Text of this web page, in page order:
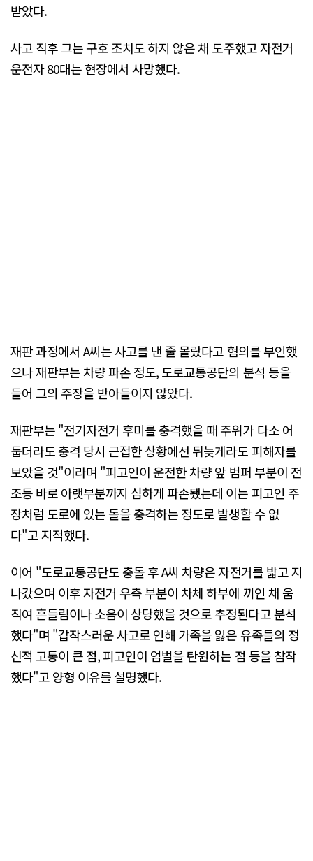
받았다.
사고 직후 그는 구호 조치도 하지 않은 채 도주했고 자전거
운전자 80대는 현장에서 사망했다.
재판 과정에서 A씨는 사고를 낸 줄 몰랐다고 혐의를 부인했
으나 재판부는 차량 파손 정도, 도로교통공단의 분석 등을
들어 그의 주장을 받아들이지 않았다.
재판부는 "전기자전거 후미를 충격했을 때 주위가 다소 어
둡더라도 충격 당시 근접한 상황에선 뒤늦게라도 피해자를
보았을 것"이라며 "피고인이 운전한 차량 앞 범퍼 부분이 전
조등 바로 아랫부분까지 심하게 파손됐는데 이는 피고인 주
장처럼 도로에 있는 돌을 충격하는 정도로 발생할 수 없
다"고 지적했다.
이어 "도로교통공단도 충돌 후 A씨 차량은 자전거를 밟고 지
나갔으며 이후 자전거 우측 부분이 차체 하부에 끼인 채 움
직여 흔들림이나 소음이 상당했을 것으로 추정된다고 분석
했다"며 "갑작스러운 사고로 인해 가족을 잃은 유족들의 정
신적 고통이 큰 점, 피고인이 엄벌을 탄원하는 점 등을 참작
했다"고 양형 이유를 설명했다.